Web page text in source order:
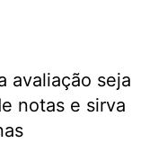
avaliação seja
notas e sirva